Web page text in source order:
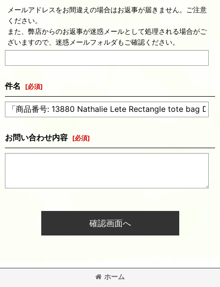
メールアドレスをお間違えの場合はお返事が届きません。ご注意
ください。
また、弊店からのお返事が迷惑メールとして処理される場合がご
ざいますので、迷惑メールフォルダもご確認ください。
件名 [必須]
お問い合わせ内容 [必須]
確認画面へ
ホーム